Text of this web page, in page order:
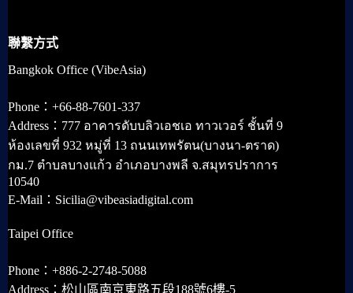
聯繫方式
Bangkok Office (VibeAsia)
Phone：+66-88-7601-337
Address：777 อาคารดับบลิวเอชเอ ทาวเวอร์ ชั้นที่ 9
ห้องเลขที่ 932 หมู่ที่ 13 ถนนเทพรัตน(บางนา-ตราด)
กม.7 ตำบลบางแก้ว อำเภอบางพลี จ.สมุทรปราการ
10540
E-Mail：Sicilia@vibeasiadigital.com
Taipei Office
Phone：+886-2-2748-5088
Address：松山區南京東路五段188號6樓-5